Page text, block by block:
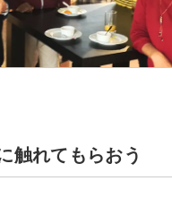
触れてもらおう